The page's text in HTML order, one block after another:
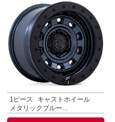
1ピース
キャストホイール
メタリックブルー...